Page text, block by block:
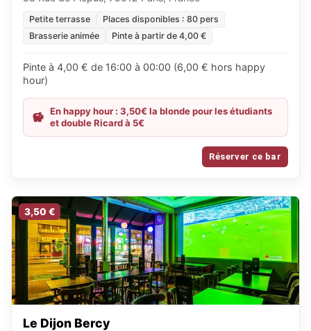
Petite terrasse
Places disponibles : 80 pers
Brasserie animée
Pinte à partir de 4,00 €
Pinte à 4,00 € de 16:00 à 00:00 (6,00 € hors happy
hour)
En happy hour : 3,50€ la blonde pour les étudiants
et double Ricard à 5€
Réserver ce bar
3,50 €
Le Dijon Bercy